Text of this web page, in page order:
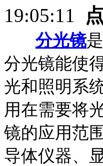
19:05:11
分光镜
分光镜能使
光和照明系
用在需要将
镜的应用范
导体仪器、